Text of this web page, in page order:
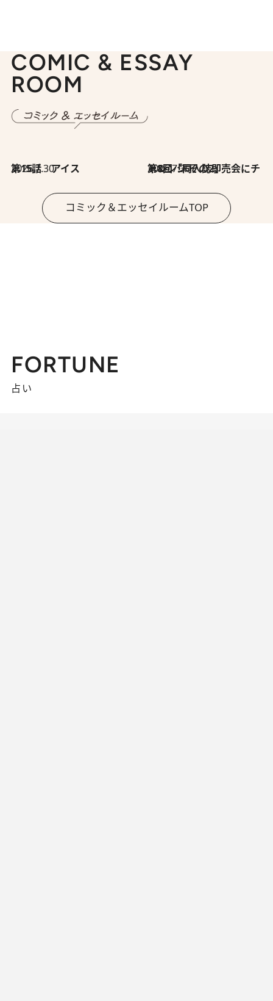
COMIC & ESSAY
ROOM
2026.7.30
第15話 アイス 2026.7.30
第8回「同人誌即売会にチャレンジ その2」
コミック＆エッセイルームTOP
FORTUNE
占い